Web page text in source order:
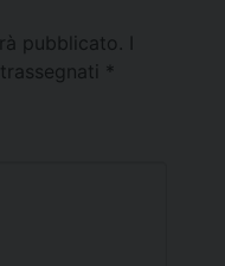
pubblicato.
*